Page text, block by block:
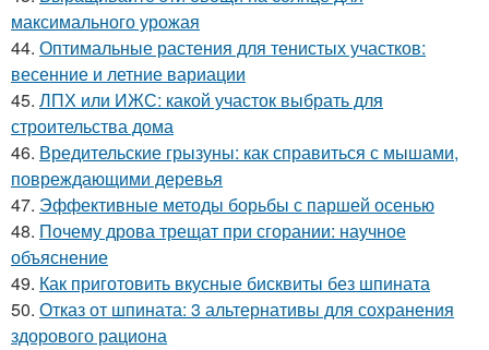
максимального урожая
44. Оптимальные растения для тенистых участков:
весенние и летние вариации
45. ЛПХ или ИЖС: какой участок выбрать для
строительства дома
46. Вредительские грызуны: как справиться с мышами,
повреждающими деревья
47. Эффективные методы борьбы с паршей осенью
48. Почему дрова трещат при сгорании: научное
объяснение
49. Как приготовить вкусные бисквиты без шпината
50. Отказ от шпината: 3 альтернативы для сохранения
здорового рациона